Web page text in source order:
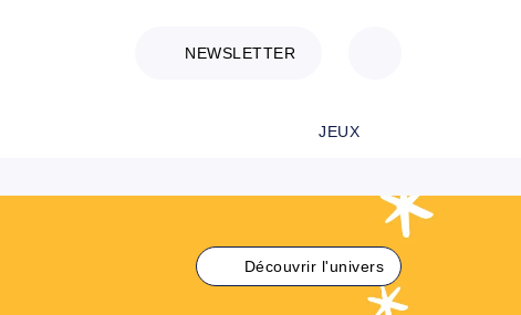
NEWSLETTER
JEUX
Découvrir l'univers